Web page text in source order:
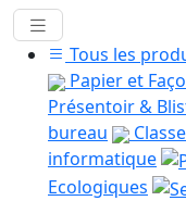
Tous les
Papier et
Présentoir &
bureau
informatique
Ecologiques